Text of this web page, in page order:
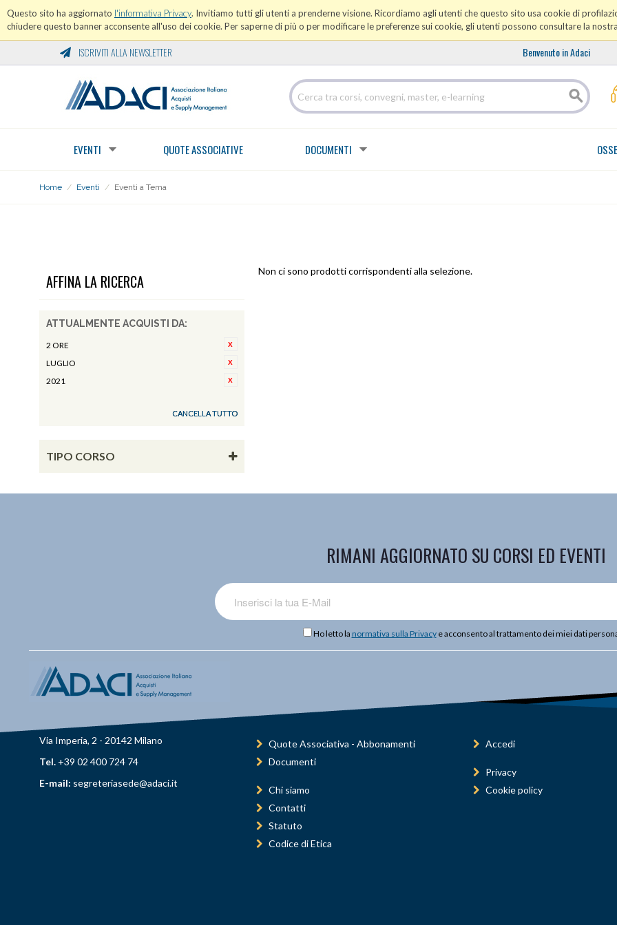
Questo sito ha aggiornato l'informativa Privacy. Invitiamo tutti gli utenti a prenderne visione. Ricordiamo agli utenti che questo sito usa cookie di
chiudere questo banner acconsente all'uso dei cookie. Per saperne di più o per modificare le preferenze sui cookie, gli utenti possono consultare la nostra
ISCRIVITI ALLA NEWSLETTER Benvenuto in Adaci
EVENTI QUOTE ASSOCIATIVE DOCUMENTI
Home / Eventi / Eventi a Tema
AFFINA LA RICERCA
ATTUALMENTE ACQUISTI DA:
2 ORE
LUGLIO
2021
CANCELLA TUTTO
TIPO CORSO
Non ci sono prodotti corrispondenti alla selezione.
RIMANI AGGIORNATO SU CORSI ED EVENTI
Ho letto la normativa sulla Privacye acconsento al trattamento dei miei dati
Via Imperia, 2 - 20142 Milano
Tel. +39 02 400 724 74
E-mail: segreteriasede@adaci.it
Quote Associativa - Abbonamenti
Documenti
Chi siamo
Contatti
Statuto
Codice di Etica
Accedi
Privacy
Cookie policy